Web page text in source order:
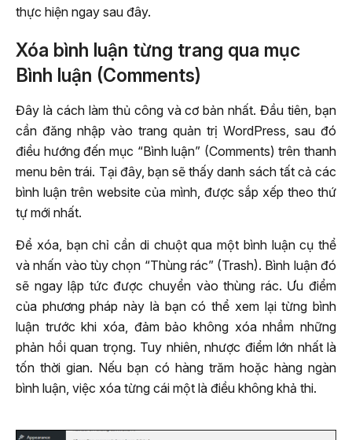
thực hiện ngay sau đây.
Xóa bình luận từng trang qua mục
Bình luận (Comments)
Đây là cách làm thủ công và cơ bản nhất. Đầu tiên, bạn
cần đăng nhập vào trang quản trị WordPress, sau đó
điều hướng đến mục “Bình luận” (Comments) trên thanh
menu bên trái. Tại đây, bạn sẽ thấy danh sách tất cả các
bình luận trên website của mình, được sắp xếp theo thứ
tự mới nhất.
Để xóa, bạn chỉ cần di chuột qua một bình luận cụ thể
và nhấn vào tùy chọn “Thùng rác” (Trash). Bình luận đó
sẽ ngay lập tức được chuyển vào thùng rác. Ưu điểm
của phương pháp này là bạn có thể xem lại từng bình
luận trước khi xóa, đảm bảo không xóa nhầm những
phản hồi quan trọng. Tuy nhiên, nhược điểm lớn nhất là
tốn thời gian. Nếu bạn có hàng trăm hoặc hàng ngàn
bình luận, việc xóa từng cái một là điều không khả thi.